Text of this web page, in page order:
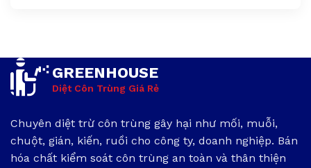
GREENHOUSE
Diệt Côn Trùng Giá Rẻ
Chuyên diệt trừ côn trùng gây hại như mối, muỗi,
chuột, gián, kiến, ruồi cho công ty, doanh nghiệp. Bán
hóa chất kiểm soát côn trùng an toàn và thân thiện